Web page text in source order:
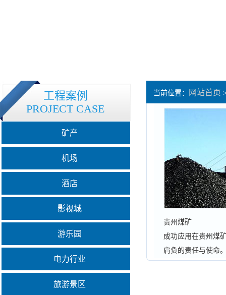
工程案例
PROJECT CASE
矿产
机场
酒店
影视城
游乐园
电力行业
旅游景区
当前位置： 网站首页
贵州煤矿
成功应用在贵州煤
肩负的责任与使命